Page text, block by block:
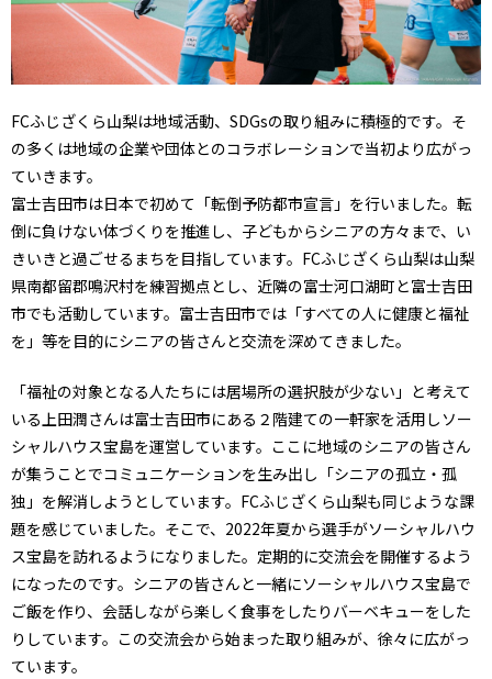
FCふじざくら山梨は地域活動、SDGsの取り組みに積極的です。そ
の多くは地域の企業や団体とのコラボレーションで当初より広がっ
ていきます。
富士吉田市は日本で初めて「転倒予防都市宣言」を行いました。転
倒に負けない体づくりを推進し、子どもからシニアの方々まで、い
きいきと過ごせるまちを目指しています。FCふじざくら山梨は山梨
県南都留郡鳴沢村を練習拠点とし、近隣の富士河口湖町と富士吉田
市でも活動しています。富士吉田市では「すべての人に健康と福祉
を」等を目的にシニアの皆さんと交流を深めてきました。
「福祉の対象となる人たちには居場所の選択肢が少ない」と考えて
いる上田潤さんは富士吉田市にある２階建ての一軒家を活用しソー
シャルハウス宝島を運営しています。ここに地域のシニアの皆さん
が集うことでコミュニケーションを生み出し「シニアの孤立・孤
独」を解消しようとしています。FCふじざくら山梨も同じような課
題を感じていました。そこで、2022年夏から選手がソーシャルハウ
ス宝島を訪れるようになりました。定期的に交流会を開催するよう
になったのです。シニアの皆さんと一緒にソーシャルハウス宝島で
ご飯を作り、会話しながら楽しく食事をしたりバーベキューをした
りしています。この交流会から始まった取り組みが、徐々に広がっ
ています。